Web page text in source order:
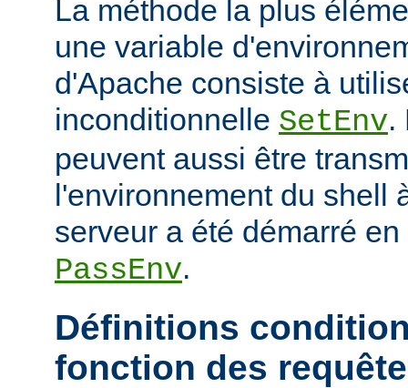
La méthode la plus
une variable
d'Apache consiste à
inconditionnelle SetEnv.
peuvent aussi être
l'environnement du shell
serveur a été démarré
PassEnv.
Définitions
fonction des